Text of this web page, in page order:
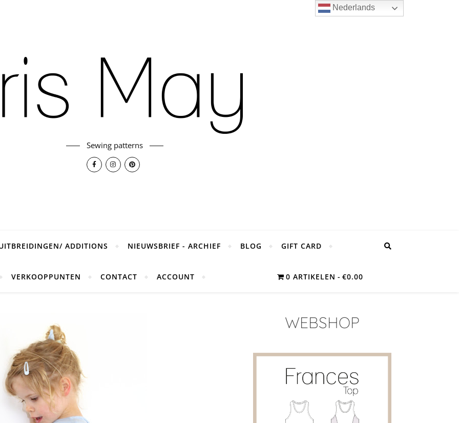
Sewing patterns
ADDITIONS NIEUWSBRIEF - ARCHIEF BLOG GIFT CARD
VERKOOPPUNTEN CONTACT ACCOUNT 0 ARTIKELEN €0.00
WEBSHOP
Nederlands